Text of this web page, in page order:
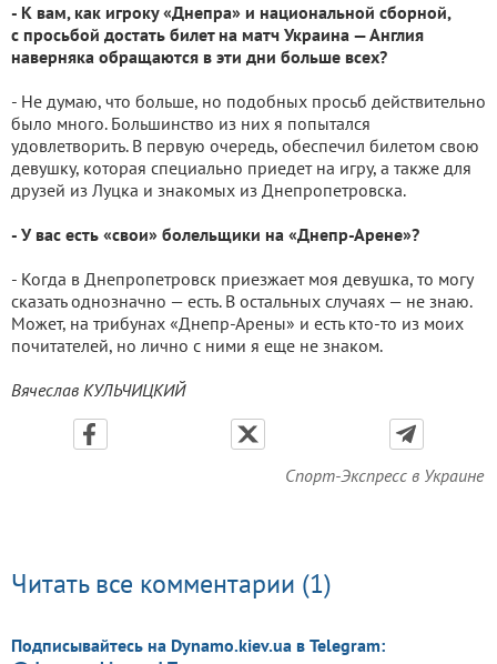
- К вам, как игроку «Днепра» и национальной сборной,
с просьбой достать билет на матч Украина — Англия
наверняка обращаются в эти дни больше всех?
- Не думаю, что больше, но подобных просьб действительно
было много. Большинство из них я попытался
удовлетворить. В первую очередь, обеспечил билетом свою
девушку, которая специально приедет на игру, а также для
друзей из Луцка и знакомых из Днепропетровска.
- У вас есть «свои» болельщики на «Днепр-Арене»?
- Когда в Днепропетровск приезжает моя девушка, то могу
сказать однозначно — есть. В остальных случаях — не знаю.
Может, на трибунах «Днепр-Арены» и есть кто-то из моих
почитателей, но лично с ними я еще не знаком.
Вячеслав КУЛЬЧИЦКИЙ
Спорт-Экспресс в Украине
Читать все комментарии (1)
Подписывайтесь на Dynamo.kiev.ua в Telegram: